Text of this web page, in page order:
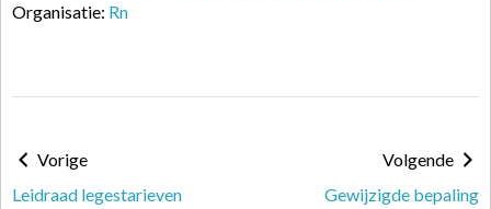
Organisatie: Rn
Vorige
Leidraad legestarieven
Volgende
Gewijzigde bepaling